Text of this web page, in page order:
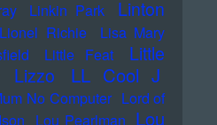
Linkin Park
Linton
Lionel Richie
Lisa Mary
Little Feat
Little
Lizzo LL Cool J
No Computer Lord of
Lou Pearlman Lou